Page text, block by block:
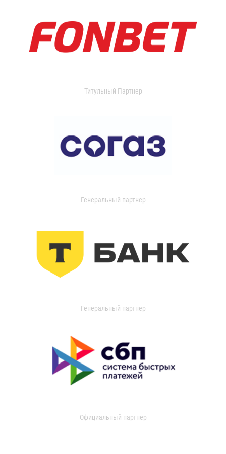
Титульный Партнер
Генеральный партнер
Генеральный партнер
Официальный партнер